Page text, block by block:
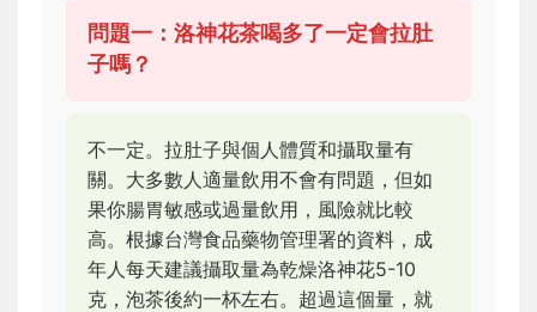
問題一：洛神花茶喝多了一定會拉肚
子嗎？
不一定。拉肚子與個人體質和攝取量有
關。大多數人適量飲用不會有問題，但如
果你腸胃敏感或過量飲用，風險就比較
高。根據台灣食品藥物管理署的資料，成
年人每天建議攝取量為乾燥洛神花5-10
克，泡茶後約一杯左右。超過這個量，就